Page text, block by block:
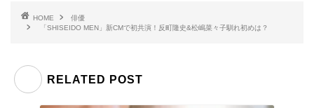
HOME
俳優
「SHISEIDO MEN」新CMで初共演！反町隆史&松嶋菜々子馴れ初めは？
RELATED POST